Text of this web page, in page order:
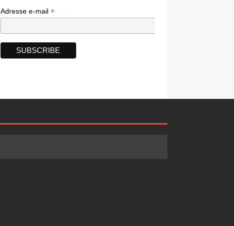
Adresse e-mail *